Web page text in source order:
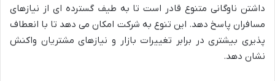
داشتن ناوگانی متنوع قادر است تا به طیف گسترده ای از نیازهای
مسافران پاسخ دهد. این تنوع به شرکت امکان می دهد تا با انعطاف
پذیری بیشتری در برابر تغییرات بازار و نیازهای مشتریان واکنش
نشان دهد.